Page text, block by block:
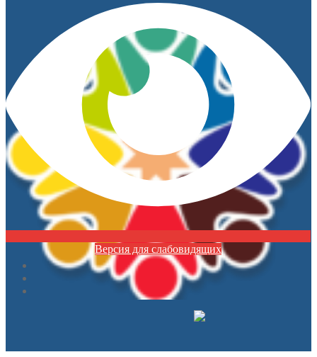
Версия для слабовидящих